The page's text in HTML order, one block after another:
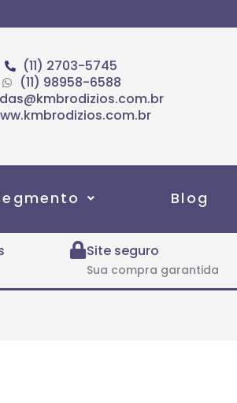
(11) 2703-5745
(11) 98958-6588
Blog
Site seguro
Sua compra garantida